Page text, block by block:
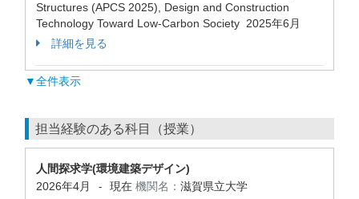
Structures (APCS 2025), Design and Construction
Technology Toward Low-Carbon Society 2025年6月
詳細を見る
▼全件表示
担当経験のある科目（授業）
人間探求学(環境建築デザイン)
2026年4月
- 現在 機関名： 滋賀県立大学